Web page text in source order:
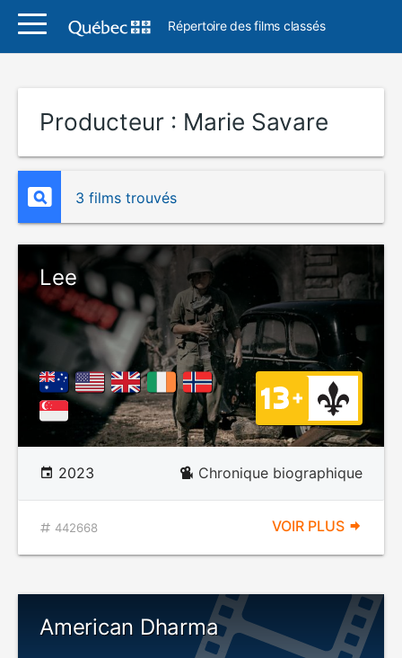
Répertoire des films classés
Producteur : Marie Savare
3 films trouvés
Lee
2023 Chronique biographique
442668 VOIR PLUS
American Dharma